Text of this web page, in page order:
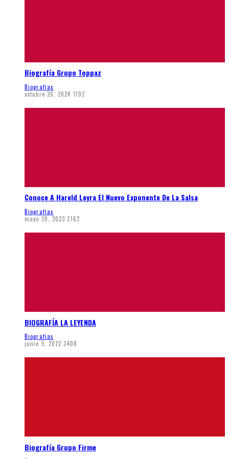
Biografía Grupo Toppaz
Biografias
octubre 26, 2024 1192
Conoce A Hareld Leyra El Nuevo Exponente De La Salsa
Biografias
mayo 20, 2023 2162
BIOGRAFÍA LA LEYENDA
Biografias
junio 5, 2022 3408
Biografía Grupo Firme